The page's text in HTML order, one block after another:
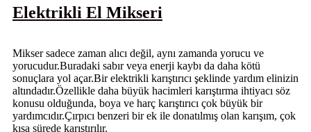
Elektrikli El Mikseri
Mikser sadece zaman alıcı değil, aynı zamanda yorucu ve
yorucudur.Buradaki sabır veya enerji kaybı da daha kötü
sonuçlara yol açar.Bir elektrikli karıştırıcı şeklinde yardım elinizin
altındadır.Özellikle daha büyük hacimleri karıştırma ihtiyacı söz
konusu olduğunda, boya ve harç karıştırıcı çok büyük bir
yardımcıdır.Çırpıcı benzeri bir ek ile donatılmış olan karışım, çok
kısa sürede karıştırılır.